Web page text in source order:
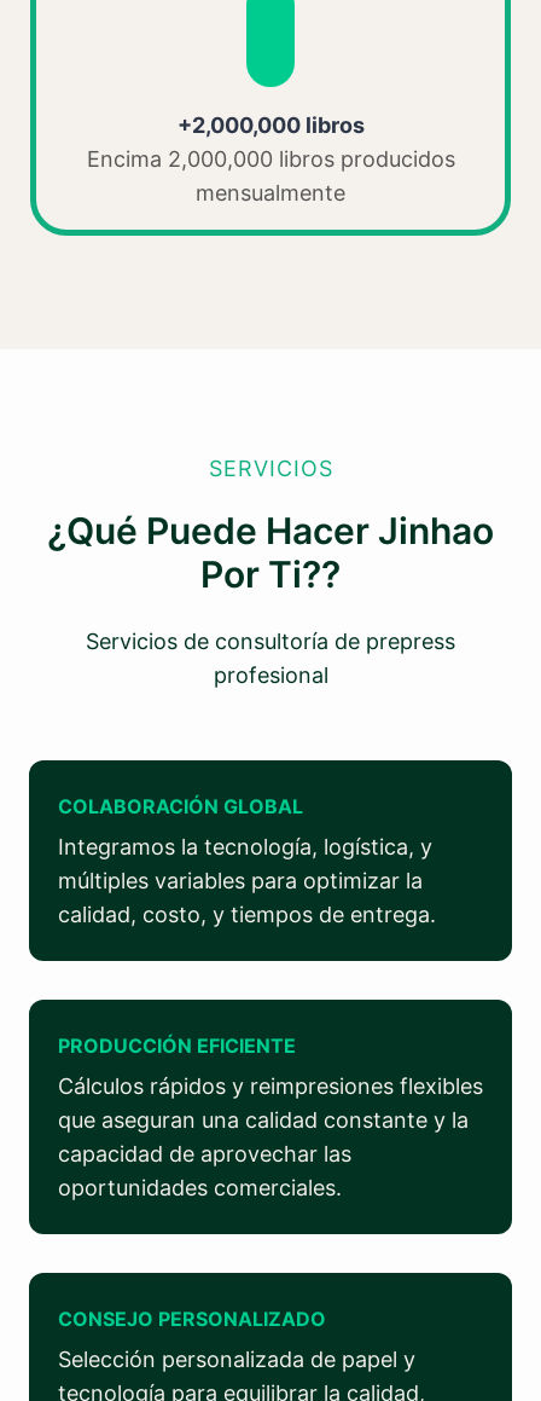
+2,000,000 libros
Encima 2,000,000 libros producidos
mensualmente
SERVICIOS
¿Qué Puede Hacer Jinhao
Por Ti??
Servicios de consultoría de prepress
profesional
COLABORACIÓN GLOBAL
Integramos la tecnología, logística, y
múltiples variables para optimizar la
calidad, costo, y tiempos de entrega.
PRODUCCIÓN EFICIENTE
Cálculos rápidos y reimpresiones flexibles
que aseguran una calidad constante y la
capacidad de aprovechar las
oportunidades comerciales.
CONSEJO PERSONALIZADO
Selección personalizada de papel y
tecnología para equilibrar la calidad,